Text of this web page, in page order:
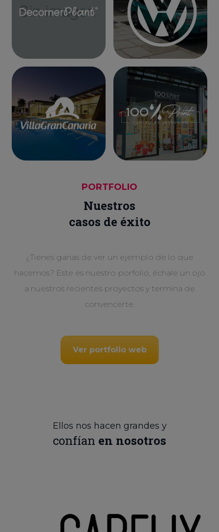
PORTFOLIO
Nuestros
casos de éxito
¿Tienes ganas de ver un ejemplo de lo que
hacemos? Este es nuestro porfolio, échale un ojo
a nuestros recientes proyectos y termina de
convencerte.
Ver portfolio web
Ellos nos hacen grandes y
confían en nosotros